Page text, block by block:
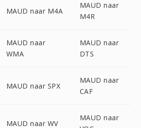
MAUD naar M4A
MAUD naar
M4R
MAUD naar
WMA
MAUD naar
DTS
MAUD naar SPX
MAUD naar
CAF
MAUD naar WV
MAUD naar